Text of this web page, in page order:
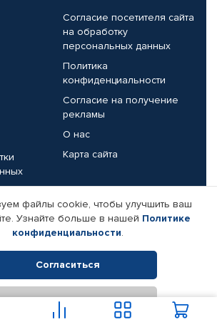
Согласие посетителя сайта
на обработку
персональных данных
Политика
конфиденциальности
Согласие на получение
рекламы
О нас
Карта сайта
Реквизиты компании
2015-2026. Все права защищены.
товаров Автопрофи.
файлы cookie, чтобы улучшить ваш
Узнайте больше в нашей Политике
конфиденциальности.
Согласиться
Отклонить
В корзину